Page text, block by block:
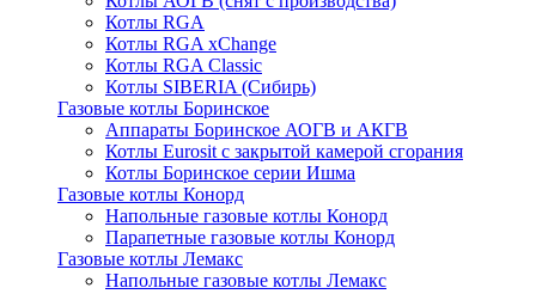
Котлы RGA
Котлы RGA xChange
Котлы RGA Classic
Котлы SIBERIA (Сибирь)
Газовые котлы Боринское
Аппараты Боринское АОГВ и АКГВ
Котлы Eurosit с закрытой камерой сгорания
Котлы Боринское серии Ишма
Газовые котлы Конорд
Напольные газовые котлы Конорд
Парапетные газовые котлы Конорд
Газовые котлы Лемакс
Напольные газовые котлы Лемакс